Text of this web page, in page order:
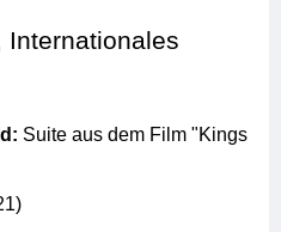
Internationales
Suite aus dem Film "Kings